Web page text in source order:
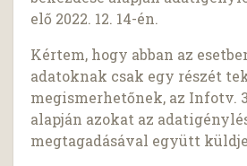
elő 2022. 12. 14-én.
Kértem, hogy abban az
adatoknak csak egy részét
megismerhetőnek, az Infotv.
alapján azokat az
megtagadásával együtt